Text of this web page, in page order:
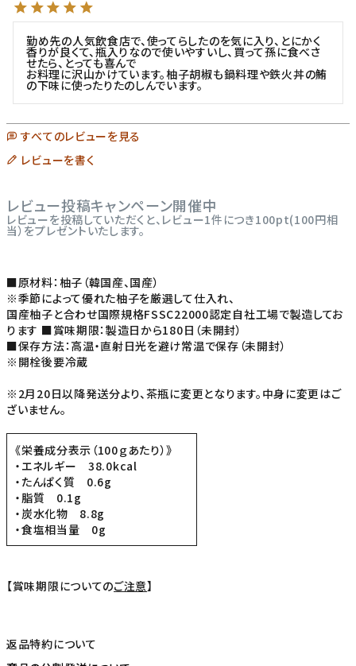
勤め先の人気飲食店で、使ってらしたのを気に入り、とにかく
香りが良くて、瓶入りなので使いやすいし、買って孫に食べさ
せたら、とっても喜んで
お料理に沢山かけています。柚子胡椒も鍋料理や鉄火丼の鮪
の下味に使ったりたのしんでいます。
すべてのレビューを見る
レビューを書く
レビュー投稿キャンペーン開催中
レビューを投稿していただくと、レビュー1件につき100pt(100円相
当）をプレゼントいたします。
■原材料：柚子（韓国産、国産）
※季節によって優れた柚子を厳選して仕入れ、
国産柚子と合わせ国際規格FSSC22000認定自社工場で製造してお
ります ■賞味期限：製造日から180日（未開封）
■保存方法：高温・直射日光を避け常温で保存（未開封）
※開栓後要冷蔵
※2月20日以降発送分より、茶瓶に変更となります。中身に変更はご
ざいません。
《栄養成分表示（100ｇあたり）》
・エネルギー 38.0kcal
・たんぱく質 0.6g
・脂質 0.1g
・炭水化物 8.8g
・食塩相当量 0g
【賞味期限についてのご注意】
返品特約について